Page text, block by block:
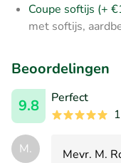
Coupe softijs (+
met softijs,
Beoordelingen
9.8
Perfect
M.
Mevr. M.